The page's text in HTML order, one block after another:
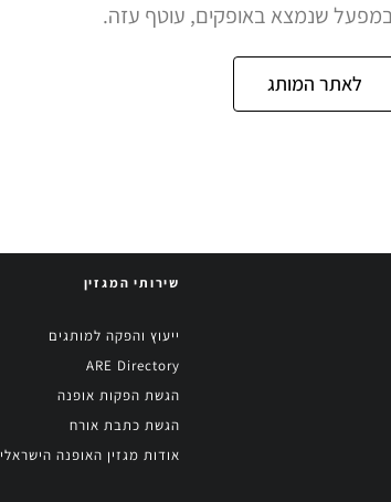
במפעל שנמצא באופקים, עוטף עזה.
לאתר המותג
שירותי המגזין
ייעוץ והפקה למותגים
ARE Directory
הגשת הפקות אופנה
הגשת כתבת אורח
אודות מגזין האופנה הישראלי ARE